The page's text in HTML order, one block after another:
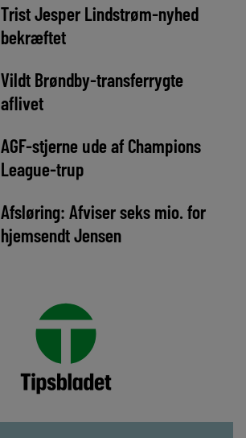
Trist Jesper Lindstrøm-nyhed
bekræftet
Vildt Brøndby-transferrygte
aflivet
AGF-stjerne ude af Champions
League-trup
Afsløring: Afviser seks mio. for
hjemsendt Jensen